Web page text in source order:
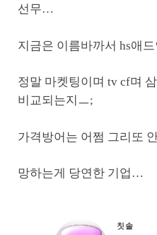
선무…
지금은 이름바까서 hs애드
정말 마켓팅이며 tv cf며
비교되는지ㅡ;
가격방어는 어쩜 그리또
망하는게 당연한 기업…
칫솔